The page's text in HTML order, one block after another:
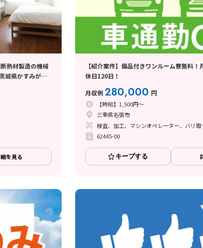
熱材製造の機械
城県かすみがう
お仕事/月収例
を見る
【紹介案件】備品付きワンルーム寮無料
休日120日！
月収例280,000 円
【時給】1,500円～
三重県名張市
検査、加工、マシンオペレーター、バリ取
62445-00
キープする